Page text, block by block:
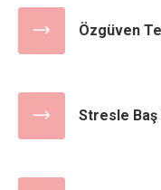
Özgüven
Stresle